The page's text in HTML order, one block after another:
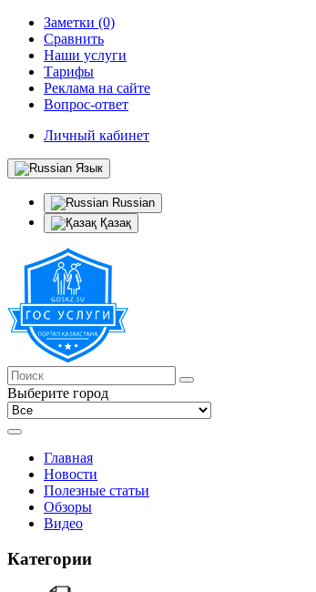
Заметки (0)
Сравнить
Наши услуги
Тарифы
Реклама на сайте
Вопрос-ответ
Личный кабинет
Язык
Russian
Қазақ
Выберите город
Главная
Новости
Полезные статьи
Обзоры
Видео
Категории